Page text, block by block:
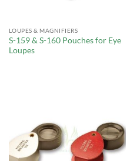
LOUPES & MAGNIFIERS
S-159 & S-160 Pouches for Eye
Loupes